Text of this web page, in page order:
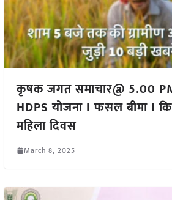
कृषक जगत समाचार@ 5.00 PM:
HDPS योजना I फसल बीमा I
महिला दिवस
March 8, 2025